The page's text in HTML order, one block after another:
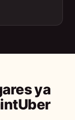
ya